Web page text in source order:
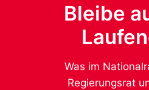
Bleibe
Was im
Regierungsrat